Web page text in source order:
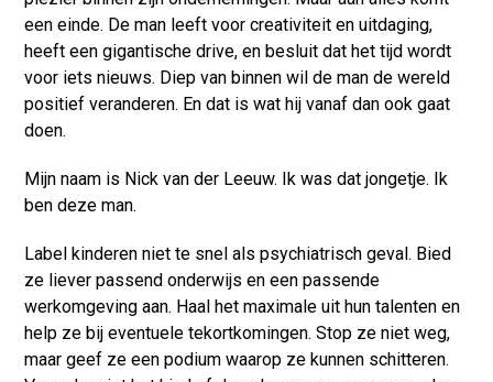
een einde. De man leeft voor creativiteit en uitdaging,
heeft een gigantische drive, en besluit dat het tijd wordt
voor iets nieuws. Diep van binnen wil de man de wereld
positief veranderen. En dat is wat hij vanaf dan ook gaat
doen.
Mijn naam is Nick van der Leeuw. Ik was dat jongetje. Ik
ben deze man.
Label kinderen niet te snel als psychiatrisch geval. Bied
ze liever passend onderwijs en een passende
werkomgeving aan. Haal het maximale uit hun talenten en
help ze bij eventuele tekortkomingen. Stop ze niet weg,
maar geef ze een podium waarop ze kunnen schitteren.